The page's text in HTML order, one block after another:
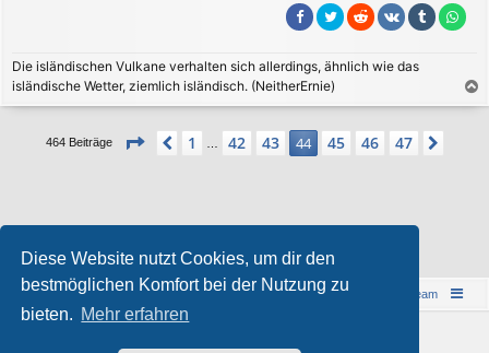
Diese Website nutzt Cookies, um dir den
bestmöglichen Komfort bei der Nutzung zu
bieten. Mehr erfahren
Die isländischen Vulkane verhalten sich allerdings, ähnlich wie das
isländische Wetter, ziemlich isländisch. (NeitherErnie)
a
464 Beiträge Seite 44 von47
Vorherige
1 42 43 44 45 46 47
Mitglieder in diesem Forum: ClaudeBot [Bot]und 1 Gast
Islandreise Portal Foren-Übersicht Das Team
Powered byphpBB® Forum Software © phpBB Limited